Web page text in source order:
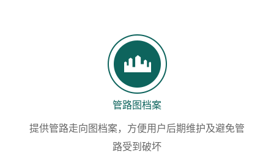
管路图档案
提供管路走向图档案，方便用户后期维护及避免管
路受到破坏